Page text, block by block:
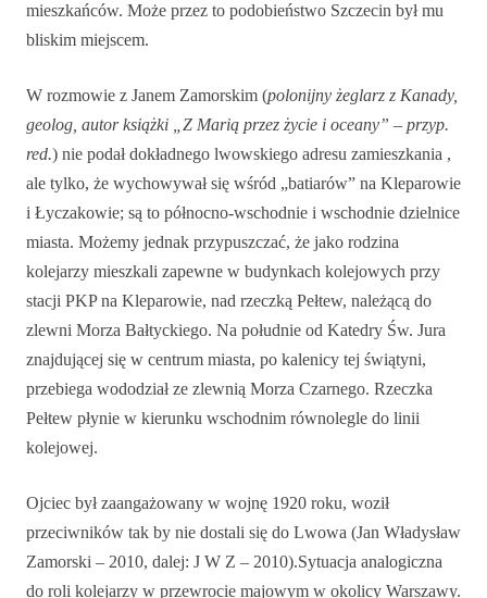
mieszkańców. Może przez to podobieństwo Szczecin był mu
bliskim miejscem.
W rozmowie z Janem Zamorskim (polonijny żeglarz z Kanady,
geolog, autor książki „Z Marią przez życie i oceany” – przyp.
red.) nie podał dokładnego lwowskiego adresu zamieszkania ,
ale tylko, że wychowywał się wśród „batiarów” na Kleparowie
i Łyczakowie; są to północno-wschodnie i wschodnie dzielnice
miasta. Możemy jednak przypuszczać, że jako rodzina
kolejarzy mieszkali zapewne w budynkach kolejowych przy
stacji PKP na Kleparowie, nad rzeczką Pełtew, należącą do
zlewni Morza Bałtyckiego. Na południe od Katedry Św. Jura
znajdującej się w centrum miasta, po kalenicy tej świątyni,
przebiega wododział ze zlewnią Morza Czarnego. Rzeczka
Pełtew płynie w kierunku wschodnim równolegle do linii
kolejowej.
Ojciec był zaangażowany w wojnę 1920 roku, woził
przeciwników tak by nie dostali się do Lwowa (Jan Władysław
Zamorski – 2010, dalej: J W Z – 2010).Sytuacja analogiczna
do roli kolejarzy w przewrocie majowym w okolicy Warszawy.